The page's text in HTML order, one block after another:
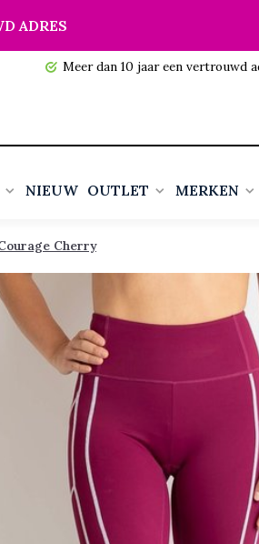
ADRES
Meer dan 10 jaar een vertrouwd
NIEUW OUTLET MERKEN
Cherry